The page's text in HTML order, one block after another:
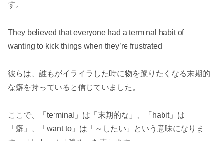
す。
They believed that everyone had a terminal habit of
wanting to kick things when they’re frustrated.
彼らは、誰もがイライラした時に物を蹴りたくなる末期的
な癖を持っていると信じていました。
ここで、「terminal」は「末期的な」、「habit」は
「癖」、「want to」は「～したい」という意味になりま